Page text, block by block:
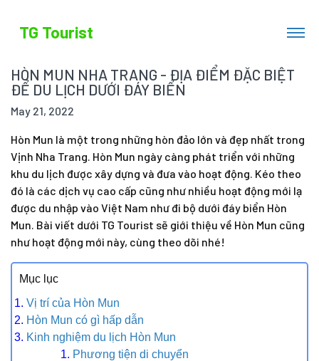
TG Tourist
HÒN MUN NHA TRANG - ĐỊA ĐIỂM ĐẶC BIỆT
ĐỂ DU LỊCH DƯỚI ĐÁY BIỂN
May 21, 2022
Hòn Mun là một trong những hòn đảo lớn và đẹp nhất trong
Vịnh Nha Trang. Hòn Mun ngày càng phát triển với những
khu du lịch được xây dựng và đưa vào hoạt động. Kéo theo
đó là các dịch vụ cao cấp cũng như nhiều hoạt động mới lạ
được du nhập vào Việt Nam như đi bộ dưới đáy biển Hòn
Mun. Bài viết dưới TG Tourist sẽ giới thiệu về Hòn Mun cũng
như hoạt động mới này, cùng theo dõi nhé!
Mục lục
Vị trí của Hòn Mun
Hòn Mun có gì hấp dẫn
Kinh nghiệm du lịch Hòn Mun
Phương tiện di chuyển